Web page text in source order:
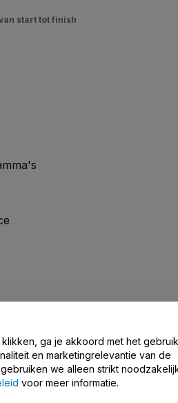
start tot finish
Contact Met Ons Op
klikken, ga je akkoord met het gebruik
en marketingrelevantie van de
we alleen strikt
voor meer informatie.